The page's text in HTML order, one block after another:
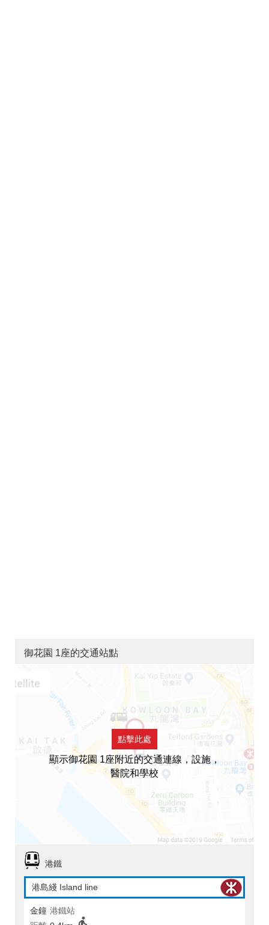
御花園 1座的交通站點
點擊此處
顯示御花園 1座附近的交通連線，設施，
醫院和學校
港鐵
港島綫 Island line
金鐘 港鐵站